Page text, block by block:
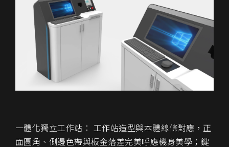
一體化獨立工作站： 工作站造型與本體線條對應，正
面圓角、側邊色帶與板金落差完美呼應機身美學；鍵